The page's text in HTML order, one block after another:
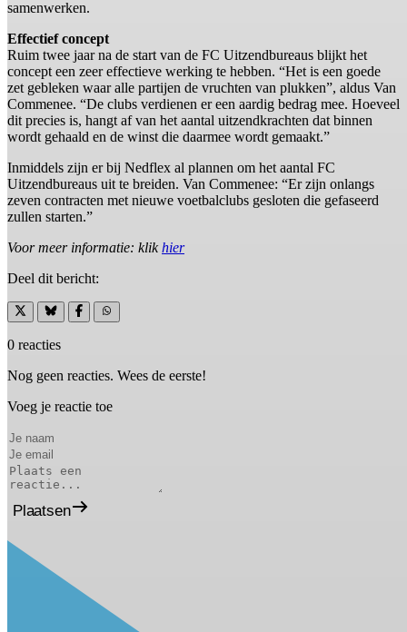
samenwerken.
Effectief concept
Ruim twee jaar na de start van de FC Uitzendbureaus blijkt het
concept een zeer effectieve werking te hebben. “Het is een goede
zet gebleken waar alle partijen de vruchten van plukken”, aldus Van
Commenee. “De clubs verdienen er een aardig bedrag mee. Hoeveel
dit precies is, hangt af van het aantal uitzendkrachten dat binnen
wordt gehaald en de winst die daarmee wordt gemaakt.”
Inmiddels zijn er bij Nedflex al plannen om het aantal FC
Uitzendbureaus uit te breiden. Van Commenee: “Er zijn onlangs
zeven contracten met nieuwe voetbalclubs gesloten die gefaseerd
zullen starten.”
Voor meer informatie: klikhier
Deel dit bericht:
0 reacties
Nog geen reacties. Wees de eerste!
Voeg je reactie toe
Plaatsen